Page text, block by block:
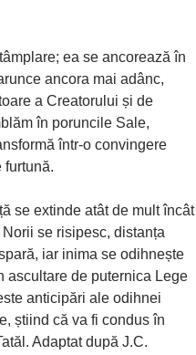
ea se ancorează în
ancora mai adânc,
a Creatorului și de
în poruncile Sale,
într-o convingere
furtună.
se extinde atât de mult încât
se risipesc, distanța
iar inima se odihnește
ascultare de puternica Lege
anticipări ale odihnei
știind că va fi condus în
Adaptat după J.C.